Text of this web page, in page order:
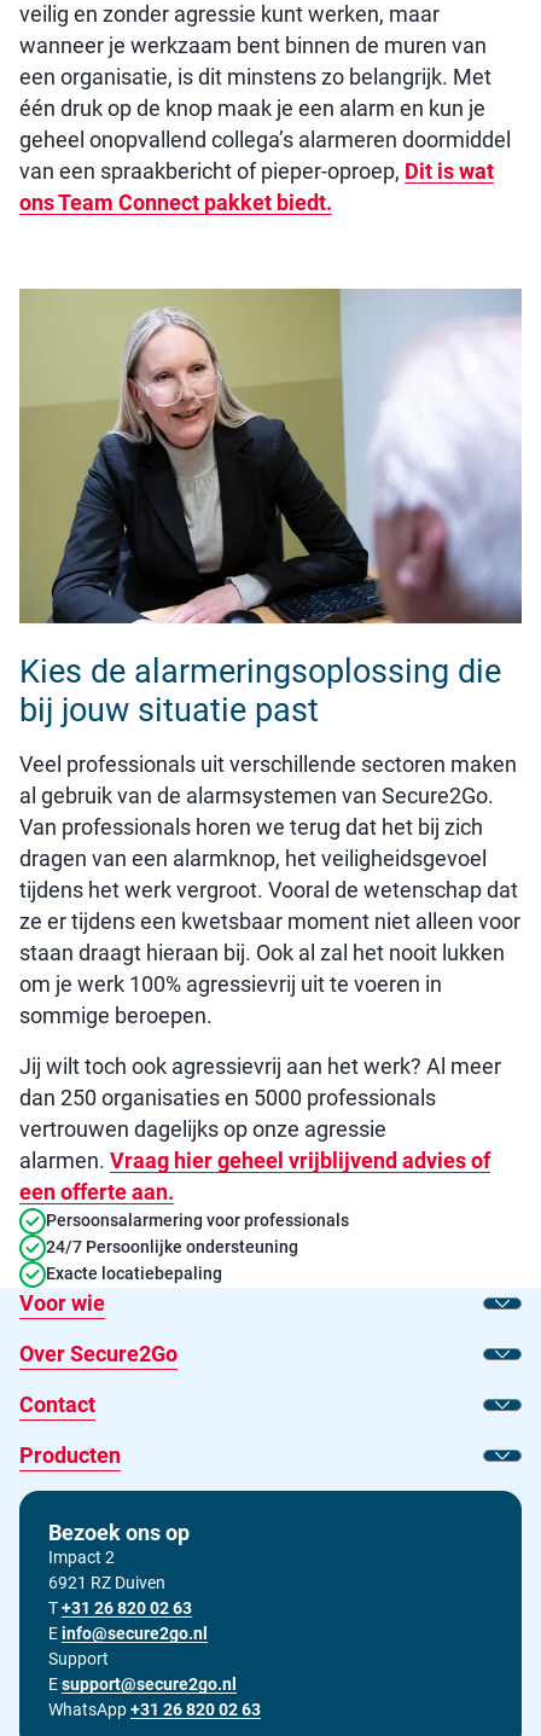
veilig en zonder agressie kunt werken, maar
wanneer je werkzaam bent binnen de muren van
een organisatie, is dit minstens zo belangrijk. Met
één druk op de knop maak je een alarm en kun je
geheel onopvallend collega’s alarmeren doormiddel
van een spraakbericht of pieper-oproep, Dit is wat
ons Team Connect pakket biedt.
Kies de alarmeringsoplossing die
bij jouw situatie past
Veel professionals uit verschillende sectoren maken
al gebruik van de alarmsystemen van Secure2Go.
Van professionals horen we terug dat het bij zich
dragen van een alarmknop, het veiligheidsgevoel
tijdens het werk vergroot. Vooral de wetenschap dat
ze er tijdens een kwetsbaar moment niet alleen voor
staan draagt hieraan bij. Ook al zal het nooit lukken
om je werk 100% agressievrij uit te voeren in
sommige beroepen.
Jij wilt toch ook agressievrij aan het werk? Al meer
dan 250 organisaties en 5000 professionals
vertrouwen dagelijks op onze agressie
alarmen. Vraag hier geheel vrijblijvend advies of
een offerte aan.
Persoonsalarmering voor professionals
24/7 Persoonlijke ondersteuning
Exacte locatiebepaling
Voor wie
Toon
Over Secure2Go
Toon
Contact
Toon
Producten
Toon
Bezoek ons op
Impact 2
6921 RZ Duiven
TBel ons op
+31 26 820 02 63
EStuur ons een e-mail op
info@secure2go.nl
Support
EStuur onze support afdeling een e-mail op
support@secure2go.nl
WhatsApp+31 26 820 02 63